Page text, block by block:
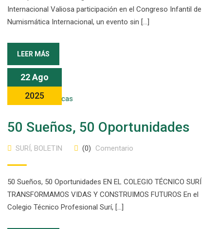
Internacional Valiosa participación en el Congreso Infantil de
Numismática Internacional, un evento sin […]
LEER MÁS
22 Ago
2025
50 Sueños, 50 Oportunidades
SURÍ, BOLETIN (0) Comentario
50 Sueños, 50 Oportunidades EN EL COLEGIO TÉCNICO SURÍ
TRANSFORMAMOS VIDAS Y CONSTRUIMOS FUTUROS En el
Colegio Técnico Profesional Surí, […]